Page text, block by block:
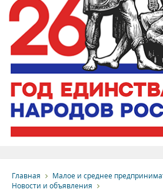
Главная
Малое и среднее
Новости и объявления